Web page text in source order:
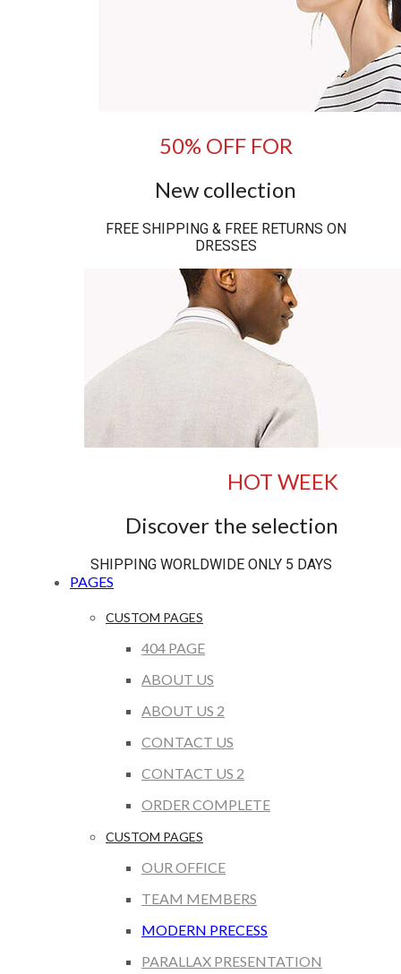
50% OFF FOR
New collection
FREE SHIPPING & FREE RETURNS ON
DRESSES
HOT WEEK
Discover the selection
SHIPPING WORLDWIDE ONLY 5 DAYS
PAGES
CUSTOM PAGES
404 PAGE
ABOUT US
ABOUT US 2
CONTACT US
CONTACT US 2
ORDER COMPLETE
CUSTOM PAGES
OUR OFFICE
TEAM MEMBERS
MODERN PRECESS
PARALLAX PRESENTATION